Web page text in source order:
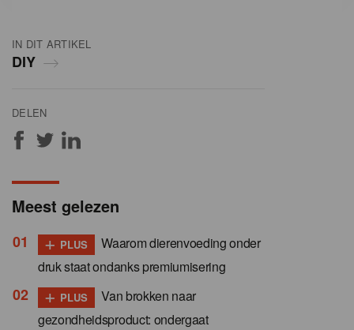
IN DIT ARTIKEL
DIY
DELEN
Meest gelezen
+ PLUS
Waarom dierenvoeding onder
druk staat ondanks premiumisering
+ PLUS
Van brokken naar
gezondheidsproduct: ondergaat